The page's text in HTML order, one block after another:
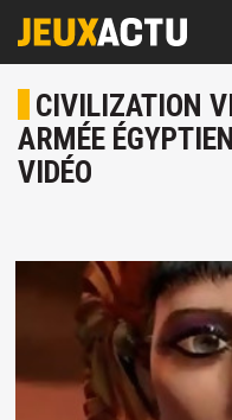
CIVILIZATION
ARMÉE
VIDÉO